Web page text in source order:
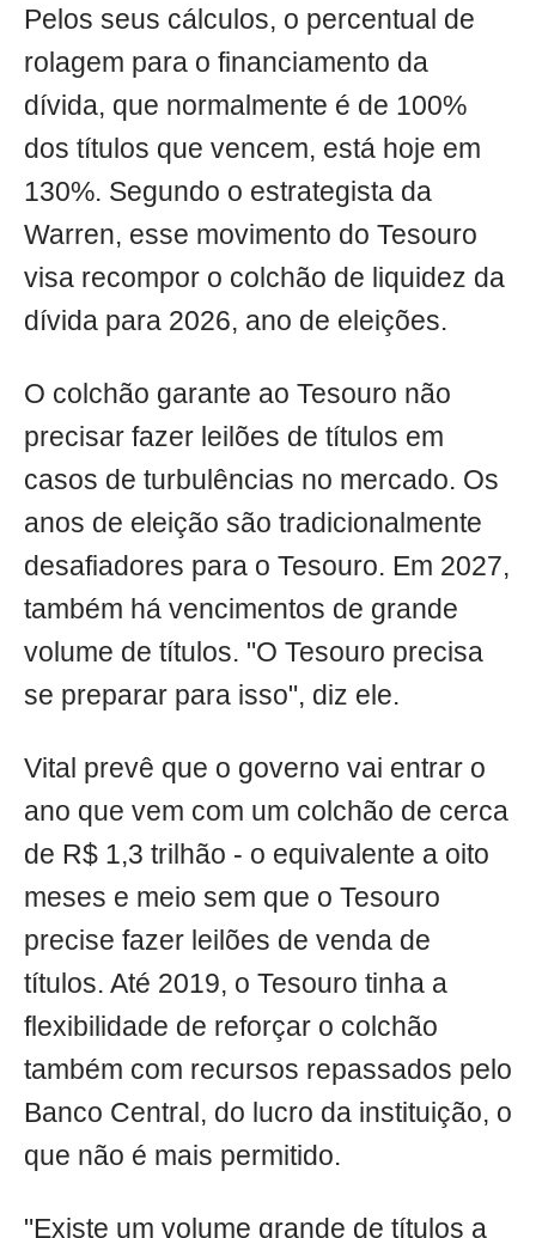
Pelos seus cálculos, o percentual de
rolagem para o financiamento da
dívida, que normalmente é de 100%
dos títulos que vencem, está hoje em
130%. Segundo o estrategista da
Warren, esse movimento do Tesouro
visa recompor o colchão de liquidez da
dívida para 2026, ano de eleições.
O colchão garante ao Tesouro não
precisar fazer leilões de títulos em
casos de turbulências no mercado. Os
anos de eleição são tradicionalmente
desafiadores para o Tesouro. Em 2027,
também há vencimentos de grande
volume de títulos. "O Tesouro precisa
se preparar para isso", diz ele.
Vital prevê que o governo vai entrar o
ano que vem com um colchão de cerca
de R$ 1,3 trilhão - o equivalente a oito
meses e meio sem que o Tesouro
precise fazer leilões de venda de
títulos. Até 2019, o Tesouro tinha a
flexibilidade de reforçar o colchão
também com recursos repassados pelo
Banco Central, do lucro da instituição, o
que não é mais permitido.
"Existe um volume grande de títulos a